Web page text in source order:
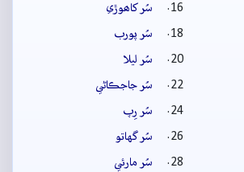
سُر کاھوڙي
سُر پورب
سُر ليلا
سُر جاجڪاڻي
سُر رِپ
سُر گهاتو
سُر مارئي